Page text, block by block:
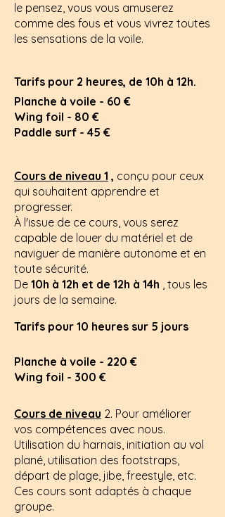
le pensez, vous vous amuserez
comme des fous et vous vivrez toutes
les sensations de la voile.
Tarifs pour 2 heures, de 10h à 12h.
Planche à voile - 60 €
Wing foil - 80 €
Paddle surf - 45 €
Cours de niveau 1 , conçu pour ceux
qui souhaitent apprendre et
progresser.
À l'issue de ce cours, vous serez
capable de louer du matériel et de
naviguer de manière autonome et en
toute sécurité.
De 10h à 12h et de 12h à 14h , tous les
jours de la semaine.
Planche à voile - 220 €
Wing foil - 300 €
Tarifs pour 10 heures sur 5 jours
Cours de niveau 2. Pour améliorer
vos compétences avec nous.
Utilisation du harnais, initiation au vol
plané, utilisation des footstraps,
départ de plage, jibe, freestyle, etc.
Ces cours sont adaptés à chaque
groupe.